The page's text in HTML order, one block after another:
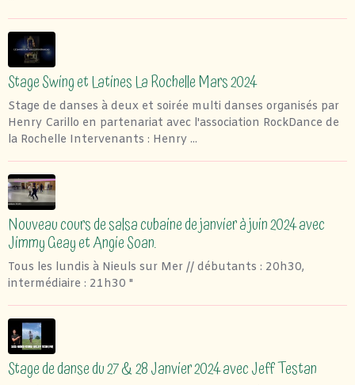
Stage Swing et Latines La Rochelle Mars 2024
Stage de danses à deux et soirée multi danses organisés par
Henry Carillo en partenariat avec l'association RockDance de
la Rochelle Intervenants : Henry ...
Nouveau cours de salsa cubaine de janvier à juin 2024 avec
Jimmy Geay et Angie Soan.
Tous les lundis à Nieuls sur Mer // débutants : 20h30,
intermédiaire : 21h30 "
Stage de danse du 27 & 28 Janvier 2024 avec Jeff Testan